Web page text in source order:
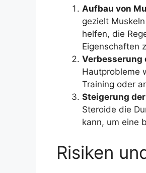
Aufbau von
gezielt
helfen, die
Eigenschaften
Verbesserung
Hautprobleme
Training oder
Steigerung
Steroide die
kann, um eine
Risiken